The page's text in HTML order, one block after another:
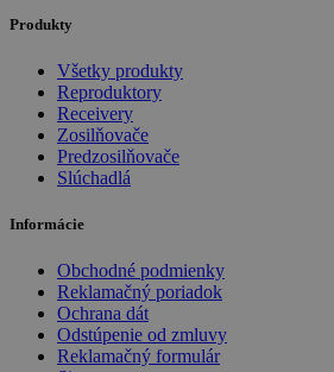
Produkty
Všetky produkty
Reproduktory
Receivery
Zosilňovače
Predzosilňovače
Slúchadlá
Informácie
Obchodné podmienky
Reklamačný poriadok
Ochrana dát
Odstúpenie od zmluvy
Reklamačný formulár